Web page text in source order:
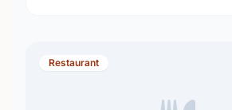
Restaurant